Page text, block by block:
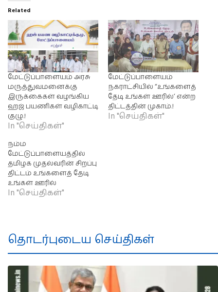
Related
மேட்டுப்பாளையம் அரசு
மருத்துவமனைக்கு
இருக்கைகள் வழங்கிய
ஹஜ் பயணிகள் வழிகாட்டி
குழு.!
In "செய்திகள்"
மேட்டுப்பாளையம்
நகராட்சியில் “உங்களைத்
தேடி உங்கள் ஊரில்’ என்ற
திட்டத்தின் முகாம்.!
In "செய்திகள்"
நம்ம
மேட்டுப்பாளையத்தில்
தமிழக முதல்வரின் சிறப்பு
திட்டம் உங்களைத் தேடி
உங்கள் ஊரில்
In "செய்திகள்"
தொடர்புடைய செய்திகள்